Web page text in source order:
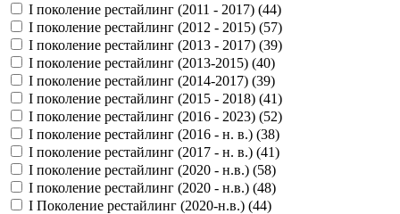
I поколение рестайлинг (2011 - 2017) (44)
I поколение рестайлинг (2012 - 2015) (57)
I поколение рестайлинг (2013 - 2017) (39)
I поколение рестайлинг (2013-2015) (40)
I поколение рестайлинг (2014-2017) (39)
I поколение рестайлинг (2015 - 2018) (41)
I поколение рестайлинг (2016 - 2023) (52)
I поколение рестайлинг (2016 - н. в.) (38)
I поколение рестайлинг (2017 - н. в.) (41)
I поколение рестайлинг (2020 - н.в.) (58)
I поколение рестайлинг (2020 - н.в.) (48)
I Поколение рестайлинг (2020-н.в.) (44)